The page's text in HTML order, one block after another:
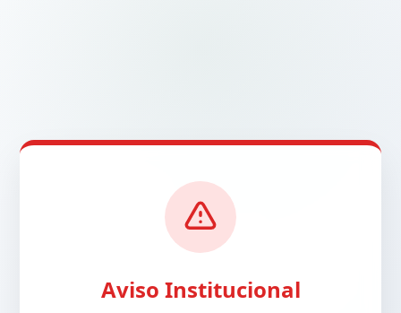
Aviso Institucional